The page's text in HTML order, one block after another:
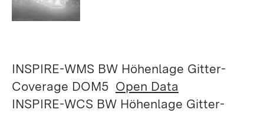
INSPIRE-WMS BW Höhenlage Gitter-
Coverage DOM5 Open Data
INSPIRE-WCS BW Höhenlage Gitter-